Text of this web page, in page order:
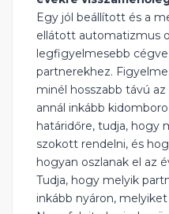
Egy jól beállított és a
ellátott automatizmus
legfigyelmesebb
partnerekhez.
minél hosszabb távú
annál inkább
határidőre, tudja, hogy
szokott rendelni, és
hogyan oszlanak el az
Tudja, hogy melyik
inkább nyáron,